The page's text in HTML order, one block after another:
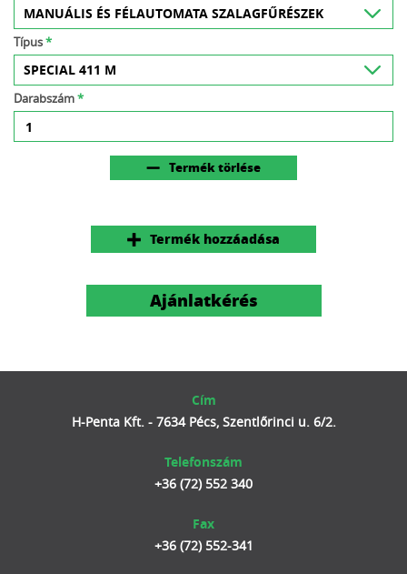
Típus*
Darabszám*
Termék törlése
Termék hozzáadása
Ajánlatkérés
Cím
H-Penta Kft. - 7634 Pécs, Szentlőrinci u. 6/2.
Telefonszám
+36 (72) 552 340
Fax
+36 (72) 552-341